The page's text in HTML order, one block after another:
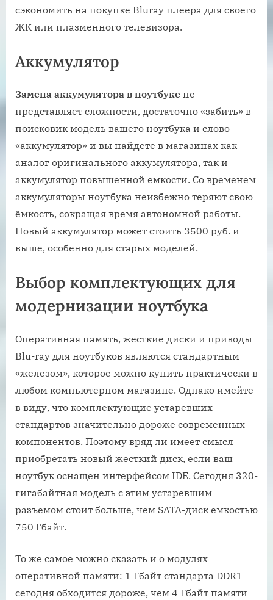
сэкономить на покупке Bluray плеера для своего
ЖК или плазменного телевизора.
Аккумулятор
Замена аккумулятора в ноутбуке не
представляет сложности, достаточно «забить» в
поисковик модель вашего ноутбука и слово
«аккумулятор» и вы найдете в магазинах как
аналог оригинального аккумулятора, так и
аккумулятор повышенной емкости. Со временем
аккумуляторы ноутбука неизбежно теряют свою
ёмкость, сокращая время автономной работы.
Новый аккумулятор может стоить 3500 руб. и
выше, особенно для старых моделей.
Выбор комплектующих для
модернизации ноутбука
Оперативная память, жесткие диски и приводы
Blu-ray для ноутбуков являются стандартным
«железом», которое можно купить практически в
любом компьютерном магазине. Однако имейте
в виду, что комплектующие устаревших
стандартов значительно дороже современных
компонентов. Поэтому вряд ли имеет смысл
приобретать новый жесткий диск, если ваш
ноутбук оснащен интерфейсом IDE. Сегодня 320-
гигабайтная модель с этим устаревшим
разъемом стоит больше, чем SATA-диск емкостью
750 Гбайт.
То же самое можно сказать и о модулях
оперативной памяти: 1 Гбайт стандарта DDR1
сегодня обходится дороже, чем 4 Гбайт памяти